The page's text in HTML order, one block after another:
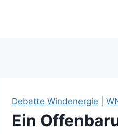
Debatte Windenergie
Ein